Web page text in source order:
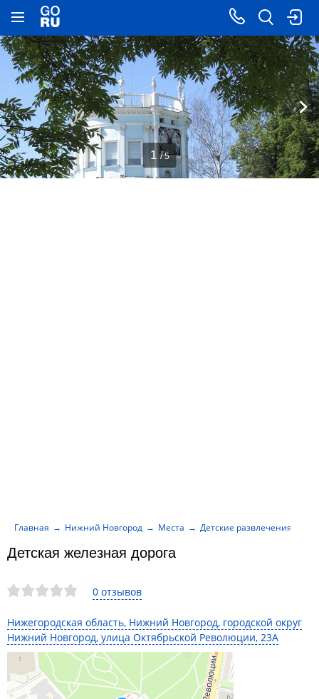
0 отзывов
Нижегородская область, Нижний Новгород, городской округ
Нижний Новгород, улица Октябрьской Революции, 23А
Детская железная дорога
Главная Нижний Новгород Места Детские развлечения
1 / 5